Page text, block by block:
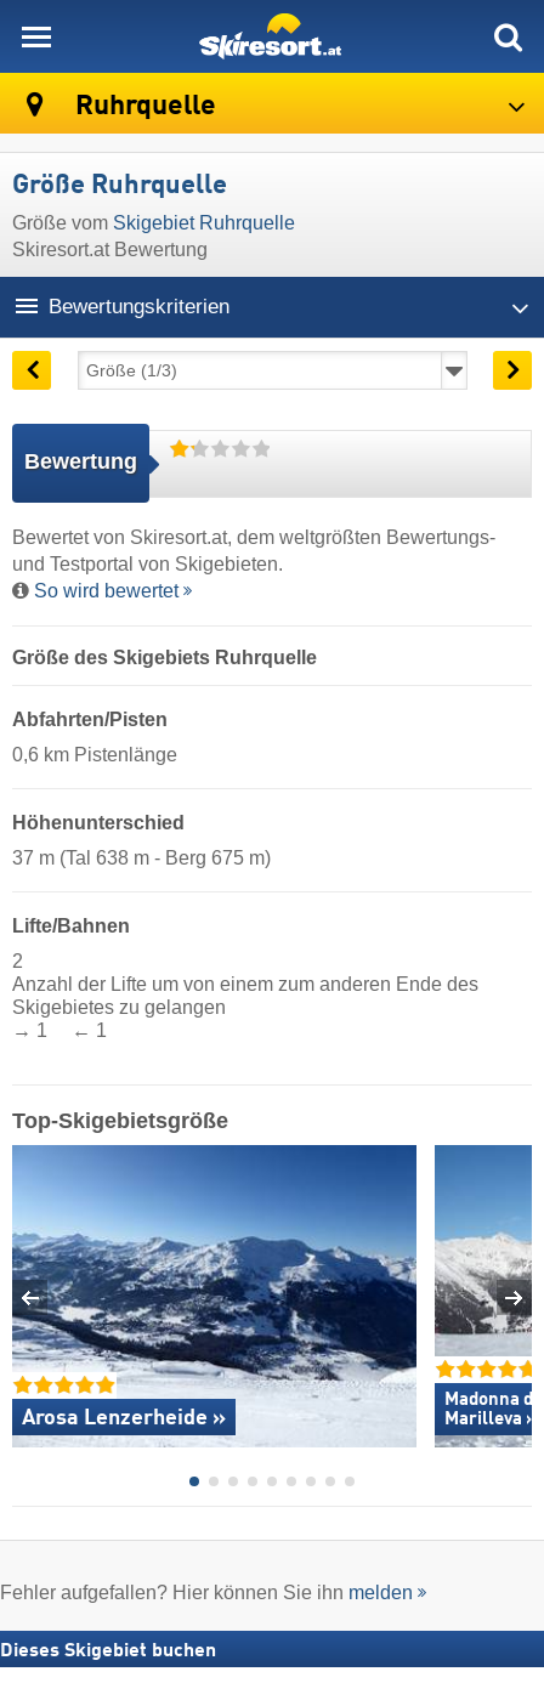
Ruhrquelle
Größe Ruhrquelle
Größe vom Skigebiet Ruhrquelle
Skiresort.at Bewertung
Bewertungskriterien
Bewertung
Bewertet von Skiresort.at, dem weltgrößten Bewertungs-
und Testportal von Skigebieten.
So wird bewertet
Größe des Skigebiets Ruhrquelle
Abfahrten/Pisten
0,6 km Pistenlänge
Höhenunterschied
37 m (Tal 638 m - Berg 675 m)
Lifte/Bahnen
2
Anzahl der Lifte um von einem zum anderen Ende des
Skigebietes zu gelangen
→ 1 ← 1
Top-Skigebietsgröße
Arosa Lenzerheide »
Madonna
Marilleva »
Fehler aufgefallen? Hier können Sie ihn melden
Dieses Skigebiet buchen